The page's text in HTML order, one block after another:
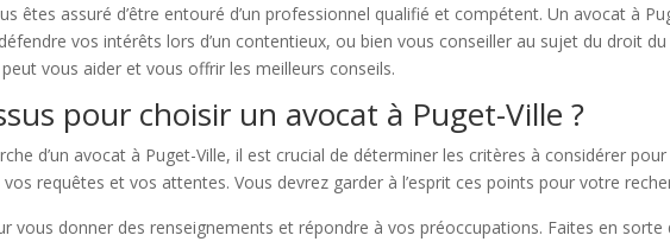
êtes assuré d’être entouré d’un professionnel qualifié et compétent. Un avocat à
vos intérêts lors d’un contentieux, ou bien vous conseiller au sujet du droit
vous aider et vous offrir les meilleurs conseils.
pour choisir un avocat à Puget-Ville ?
d’un avocat à Puget-Ville, il est crucial de déterminer les critères à considérer
requêtes et vos attentes. Vous devrez garder à l’esprit ces points pour votre
vous donner des renseignements et répondre à vos préoccupations. Faites en sorte